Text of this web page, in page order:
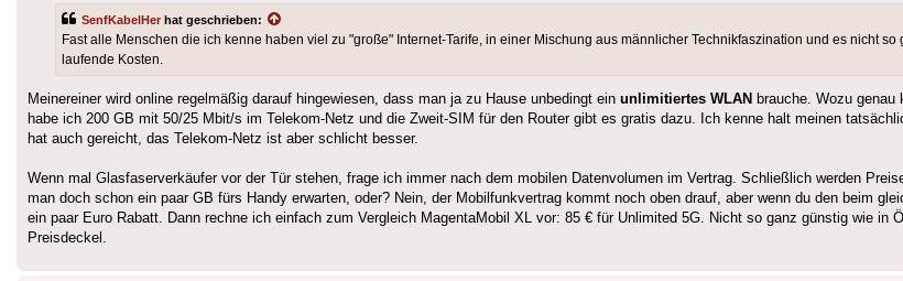
SenfKabelHer hat geschrieben:
Fast alle Menschen die ich kenne haben viel zu "große" Internet-Tarife, in einer Mischung aus männlicher Technikfaszination und es nicht
laufende Kosten.
Meinereiner wird online regelmäßig darauf hingewiesen, dass man ja zu Hause unbedingt ein unlimitiertes WLAN brauche. Wozu
habe ich 200 GB mit 50/25 Mbit/s im Telekom-Netz und die Zweit-SIM für den Router gibt es gratis dazu. Ich kenne halt meinen
hat auch gereicht, das Telekom-Netz ist aber schlicht besser.
Wenn mal Glasfaserverkäufer vor der Tür stehen, frage ich immer nach dem mobilen Datenvolumen im Vertrag. Schließlich werden
man doch schon ein paar GB fürs Handy erwarten, oder? Nein, der Mobilfunkvertrag kommt noch oben drauf, aber wenn du den beim
ein paar Euro Rabatt. Dann rechne ich einfach zum Vergleich MagentaMobil XL vor: 85 € für Unlimited 5G. Nicht so ganz günstig wie in
Preisdeckel.